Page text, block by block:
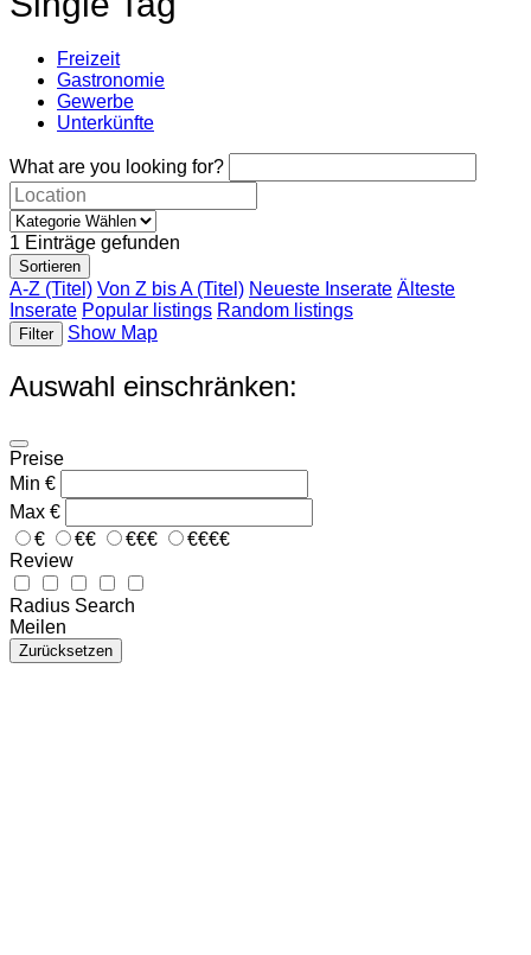
Freizeit
Gastronomie
Gewerbe
Unterkünfte
What are you looking for?
1 Einträge gefunden
Sortieren
A-Z (Titel) Von Z bis A (Titel) Neueste Inserate Älteste
Inserate Popular listings Random listings
Filter Show Map
Auswahl einschränken:
Preise
Min €
Max €
€
€€ €€€
€€€€
Review
Radius Search
Meilen
Zurücksetzen